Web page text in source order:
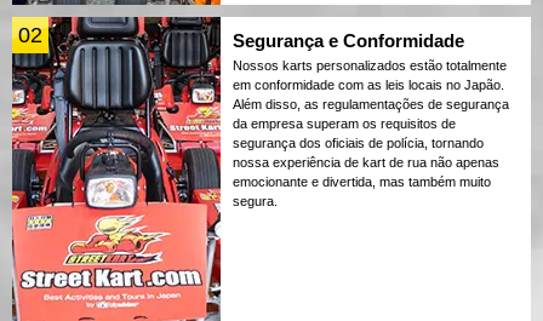
02 Segurança e Conformidade
Nossos karts personalizados estão totalmente
em conformidade com as leis locais no Japão.
Além disso, as regulamentações de segurança
da empresa superam os requisitos de
segurança dos oficiais de polícia, tornando
nossa experiência de kart de rua não apenas
emocionante e divertida, mas também muito
segura.